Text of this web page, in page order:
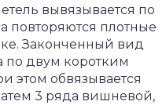
вывязывается по
повторяются плотные
Законченный вид
по двум коротким
этом обвязывается
3 ряда вишневой,